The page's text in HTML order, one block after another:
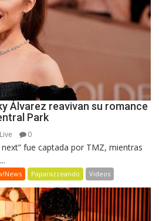
Álvarez reavivan su romance
Park
0
fue captada por TMZ, mientras
Paparazzeando Videos